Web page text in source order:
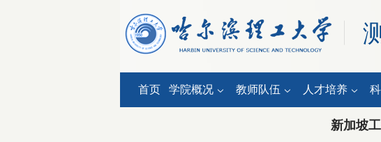
首页 学院概况 教师队伍 人才培养
新加坡